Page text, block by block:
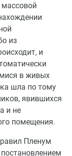
массовой
из
и
в живых
шла по тому
явившихся
и не
помещения.
Пленум